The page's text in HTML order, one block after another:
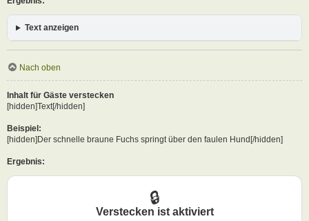
Text anzeigen
Nach oben
Inhalt für Gäste verstecken
[hidden]Text[/hidden]
Beispiel:
[hidden]Der schnelle braune Fuchs springt über den faulen Hund[/hidden]
Ergebnis:
Verstecken ist aktiviert